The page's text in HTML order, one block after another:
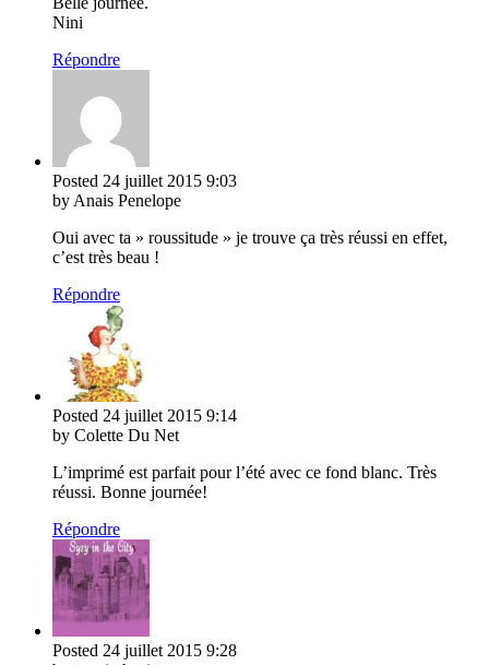
Nini
Répondre
Posted 24 juillet 2015 9:03
by Anais Penelope
Oui avec ta » roussitude » je trouve ça très réussi en effet,
c’est très beau !
Répondre
Posted 24 juillet 2015 9:14
by Colette Du Net
L’imprimé est parfait pour l’été avec ce fond blanc. Très
réussi. Bonne journée!
Répondre
Posted 24 juillet 2015 9:28